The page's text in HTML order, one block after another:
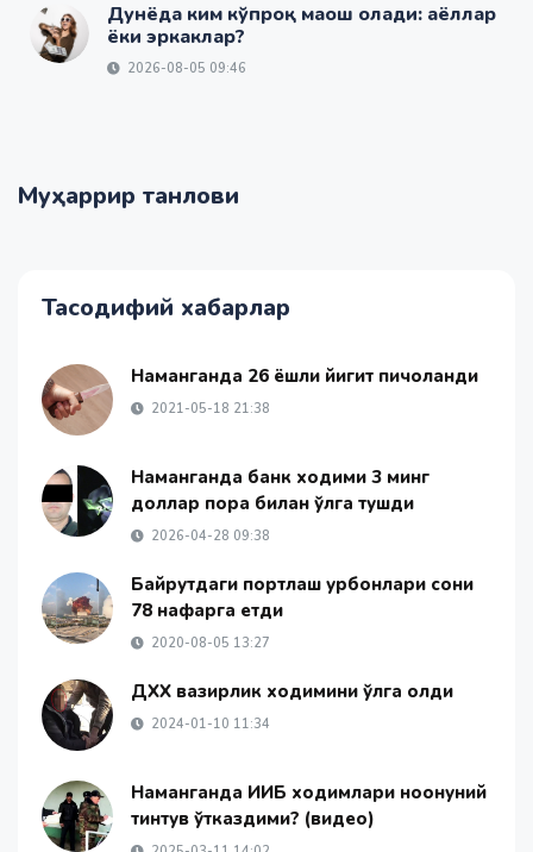
Дунёда ким кўпроқ маош олади: аёллар
ёки эркаклар?
2026-08-05 09:46
Муҳаррир танлови
Тасодифий хабарлар
Наманганда 26 ёшли йигит пичоқланди
2021-05-18 21:38
Наманганда банк ходими 3 минг
доллар пора билан қўлга тушди
2026-04-28 09:38
Байрутдаги портлаш қурбонлари сони
78 нафарга етди
2020-08-05 13:27
ДХХ вазирлик ходимини қўлга олди
2024-01-10 11:34
Наманганда ИИБ ходимлари ноқонуний
тинтув ўтказдими? (видео)